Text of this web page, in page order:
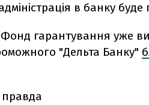
в банку
гарантування уже
"Дельта Банку"
правда